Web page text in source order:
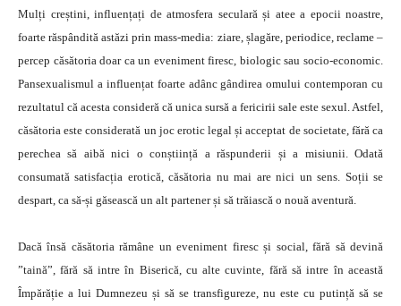
Mulți creștini, influențați de atmosfera seculară și atee a epocii noastre,
foarte răspândită astăzi prin mass-media: ziare, șlagăre, periodice, reclame –
percep căsătoria doar ca un eveniment firesc, biologic sau socio-economic.
Pansexualismul a influențat foarte adânc gândirea omului contemporan cu
rezultatul că acesta consideră că unica sursă a fericirii sale este sexul. Astfel,
căsătoria este considerată un joc erotic legal și acceptat de societate, fără ca
perechea să aibă nici o conștiință a răspunderii și a misiunii. Odată
consumată satisfacția erotică, căsătoria nu mai are nici un sens. Soții se
despart, ca să-și găsească un alt partener și să trăiască o nouă aventură.
Dacă însă căsătoria rămâne un eveniment firesc și social, fără să devină
”taină”, fără să intre în Biserică, cu alte cuvinte, fără să intre în această
Împărăție a lui Dumnezeu și să se transfigureze, nu este cu putință să se